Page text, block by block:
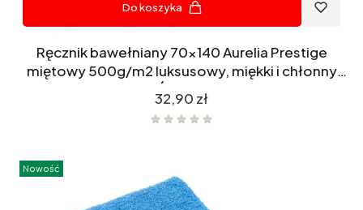
Do koszyka
Ręcznik bawełniany 70x140 Aurelia Prestige
miętowy 500g/m2 luksusowy, miękki i chłonny
WZÓR GRECKI
Cena
32,90 zł
Nowość